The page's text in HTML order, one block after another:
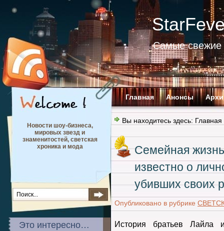
Самые свежие
Главная Анонсы
Новости шоу-бизнеса,
мировых звезд и
знаменитостей, светская
хроника и мода
Это интересно…
Вы находитесь здесь: Главная
Семейная
известно о
убивших своих
Опубликовано в рубрике
История братьев Лайла